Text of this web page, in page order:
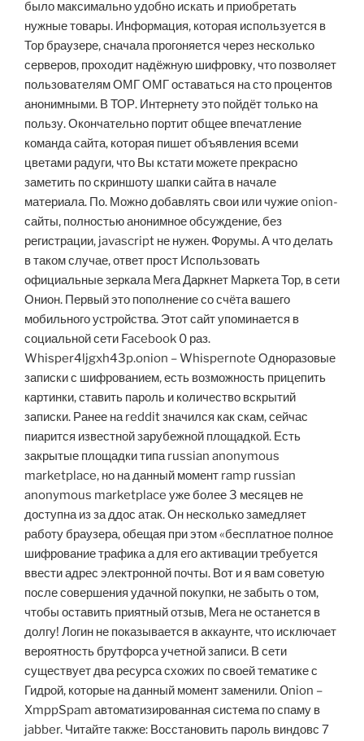
было максимально удобно искать и приобретать
нужные товары. Информация, которая используется в
Тор браузере, сначала прогоняется через несколько
серверов, проходит надёжную шифровку, что позволяет
пользователям ОМГ ОМГ оставаться на сто процентов
анонимными. В ТОР. Интернету это пойдёт только на
пользу. Окончательно портит общее впечатление
команда сайта, которая пишет объявления всеми
цветами радуги, что Вы кстати можете прекрасно
заметить по скриншоту шапки сайта в начале
материала. По. Можно добавлять свои или чужие onion-
сайты, полностью анонимное обсуждение, без
регистрации, javascript не нужен. Форумы. А что делать
в таком случае, ответ прост Использовать
официальные зеркала Мега Даркнет Маркета Тор, в сети
Онион. Первый это пополнение со счёта вашего
мобильного устройства. Этот сайт упоминается в
социальной сети Facebook 0 раз.
Whisper4ljgxh43p.onion – Whispernote Одноразовые
записки с шифрованием, есть возможность прицепить
картинки, ставить пароль и количество вскрытий
записки. Ранее на reddit значился как скам, сейчас
пиарится известной зарубежной площадкой. Есть
закрытые площадки типа russian anonymous
marketplace, но на данный момент ramp russian
anonymous marketplace уже более 3 месяцев не
доступна из за ддос атак. Он несколько замедляет
работу браузера, обещая при этом «бесплатное полное
шифрование трафика а для его активации требуется
ввести адрес электронной почты. Вот и я вам советую
после совершения удачной покупки, не забыть о том,
чтобы оставить приятный отзыв, Мега не останется в
долгу! Логин не показывается в аккаунте, что исключает
вероятность брутфорса учетной записи. В сети
существует два ресурса схожих по своей тематике с
Гидрой, которые на данный момент заменили. Onion –
XmppSpam автоматизированная система по спаму в
jabber. Читайте также: Восстановить пароль виндовс 7